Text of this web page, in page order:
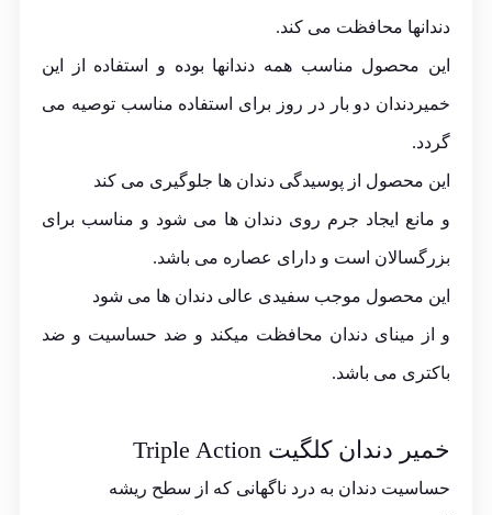
دندانها محافظت می کند.
این محصول مناسب همه دندانها بوده و استفاده از این
خمیردندان دو بار در روز برای استفاده مناسب توصیه می
گردد.
این محصول از پوسیدگی دندان ها جلوگیری می کند
و مانع ایجاد جرم روی دندان ها می شود و مناسب برای
بزرگسالان است و دارای عصاره می باشد.
این محصول موجب سفیدی عالی دندان ها می شود
و از مینای دندان محافظت میکند و ضد حساسیت و ضد
باکتری می باشد.
خمیر دندان کلگیت Triple Action
حساسیت دندان به درد ناگهانی که از سطح ریشه